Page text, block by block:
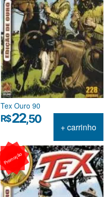
Tex Ouro 90
R$22,50
+ carrinho
Promoção